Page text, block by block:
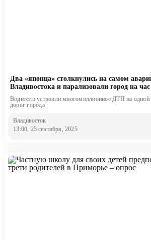
Два «японца» столкнулись на самом
Владивостока и парализовали город на час
Водители устроили многомиллионное ДТП на
дорог города
Владивосток
13:00, 25 сентября, 2025